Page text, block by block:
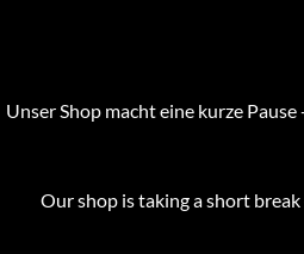
Unser Shop macht eine kurze
Our shop is taking a short